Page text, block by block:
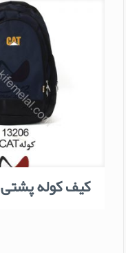
کیف کوله پشتی 13206